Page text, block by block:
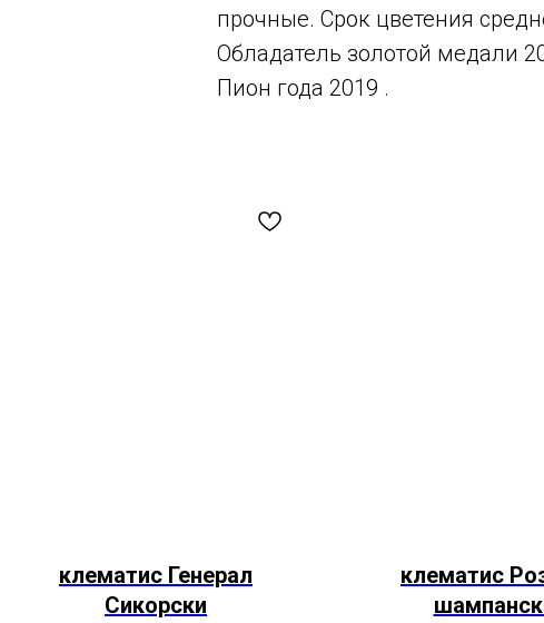
прочные. Срок цветения
Обладатель золотой медали
Пион года 2019 .
клематис Генерал
Сикорски
клематис